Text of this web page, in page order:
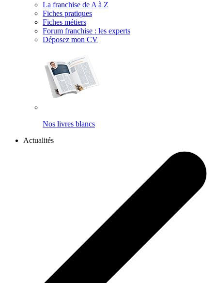
La franchise de A à Z
Fiches pratiques
Fiches métiers
Forum franchise : les experts
Déposez mon CV
Nos livres blancs
Actualités